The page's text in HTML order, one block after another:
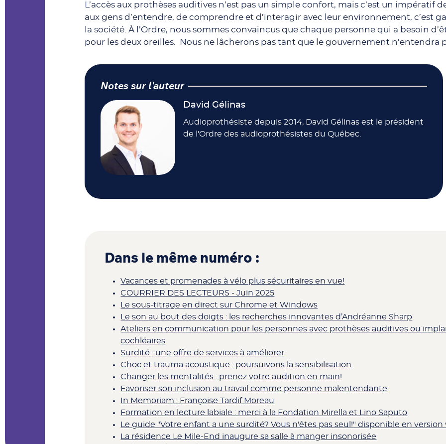
L’accès aux prothèses auditives n’est pas un simple confort, mais c’est un impératif
aux gens d’entendre, de comprendre et d’interagir avec leur environnement, c’est
la société. À l’Ordre, nous sommes convaincus que chaque personne qui a besoin
pour les deux oreilles. Nous ne lâcherons pas tant que le gouvernement n’entendra
Notes sur l'auteur
David Gélinas
Audioprothésiste depuis 2014, David Gélinas est le président
de l'Ordre des audioprothésistes du Québec.
Dans le même numéro :
Vacances et promenades à vélo plus sécuritaires en vue!
COURRIER DES LECTEURS - Juin 2025
Le sous-titrage en direct sur Chrome et Windows
Le son au bout des doigts : les recherches innovantes d’Andréanne Sharp
Ateliers en communication pour les personnes avec prothèses auditives ou
cochléaires
Surdité : une offre de services à améliorer
Choc et trauma acoustique : poursuivons la sensibilisation
Changer les mentalités : prenez votre audition en main!
Favoriser son inclusion au travail comme personne malentendante
In Memoriam : Françoise Tardif Moreau
Formation en lecture labiale : merci à la Fondation Mirella et Lino Saputo
Le guide "Votre enfant a une surdité? Vous n'êtes pas seul!" disponible en version
La résidence Le Mile-End inaugure sa salle à manger insonorisée